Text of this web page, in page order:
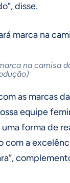
disse.
na camisa
as marcas
equipe
forma de
com a